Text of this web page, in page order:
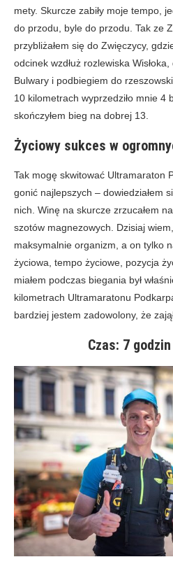
mety. Skurcze zabiły moje tempo,
do przodu, byle do przodu. Tak ze
przybliżałem się do Zwięczycy,
odcinek wzdłuż rozlewiska
Bulwary i podbiegiem do
10 kilometrach wyprzedziło mnie 4
skończyłem bieg na dobrej 13.
Życiowy sukces w
Tak mogę skwitować Ultramaraton
gonić najlepszych – dowiedziałem
nich. Winę na skurcze zrzucałem
szotów magnezowych. Dzisiaj
maksymalnie organizm, a on tylko
życiowa, tempo życiowe, pozycja
miałem podczas biegania był
kilometrach Ultramaratonu
bardziej jestem zadowolony, że
Czas: 7